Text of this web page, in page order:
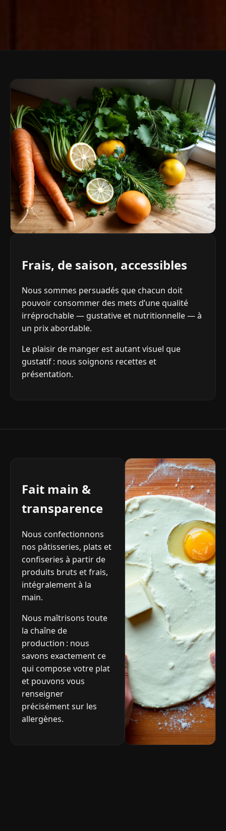
Frais, de saison, accessibles
Nous sommes persuadés que chacun doit
pouvoir consommer des mets d’une qualité
irréprochable — gustative et nutritionnelle — à
un prix abordable.
Le plaisir de manger est autant visuel que
gustatif : nous soignons recettes et
présentation.
Fait main &
transparence
Nous confectionnons
nos pâtisseries, plats et
confiseries à partir de
produits bruts et frais,
intégralement à la
main.
Nous maîtrisons toute
la chaîne de
production : nous
savons exactement ce
qui compose votre plat
et pouvons vous
renseigner
précisément sur les
allergènes.